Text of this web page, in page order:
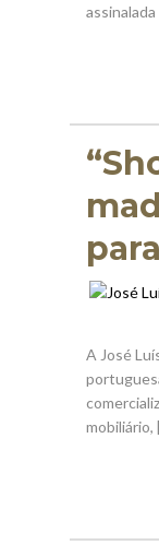
A José
mobiliário,